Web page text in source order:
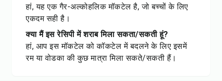
हां, यह एक गैर-अल्कोहलिक मॉकटेल है, जो बच्चों के लिए
एकदम सही है।
क्या मैं इस रेसिपी में शराब मिला सकता/सकती हूं?
हां, आप इस मॉकटेल को कॉकटेल में बदलने के लिए इसमें
रम या वोडका की कुछ मात्रा मिला सकते/सकती हैं।